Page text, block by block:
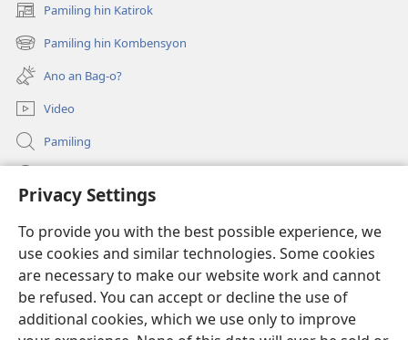
Privacy Settings
To provide you with the best possible experience, we
use cookies and similar technologies. Some cookies
are necessary to make our website work and cannot
be refused. You can accept or decline the use of
additional cookies, which we use only to improve
Pamiling hin Katirok
(opens
new
window)
Pamiling hin Kombensyon
(opens
new
window)
Ano an Bag-o?
Video
Pamiling
(opens
window)Watchtower ONLINE LIBRARY
(opens
new
window)JW Hub ®
(opens